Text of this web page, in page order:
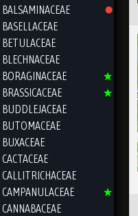
BALSAMINACEAE
BASELLACEAE
BETULACEAE
BLECHNACEAE
BORAGINACEAE
BRASSICACEAE
BUDDLEJACEAE
BUTOMACEAE
BUXACEAE
CACTACEAE
CALLITRICHACEAE
CAMPANULACEAE
CANNABACEAE